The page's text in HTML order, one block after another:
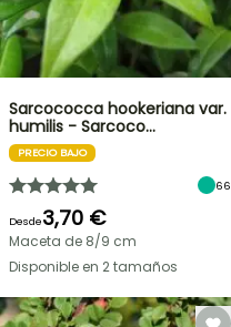
Sarcococca hookeriana var.
humilis - Sarcoco…
PRECIO BAJO
66
Desde3,70 €
Maceta de 8/9 cm
Disponible en 2 tamaños